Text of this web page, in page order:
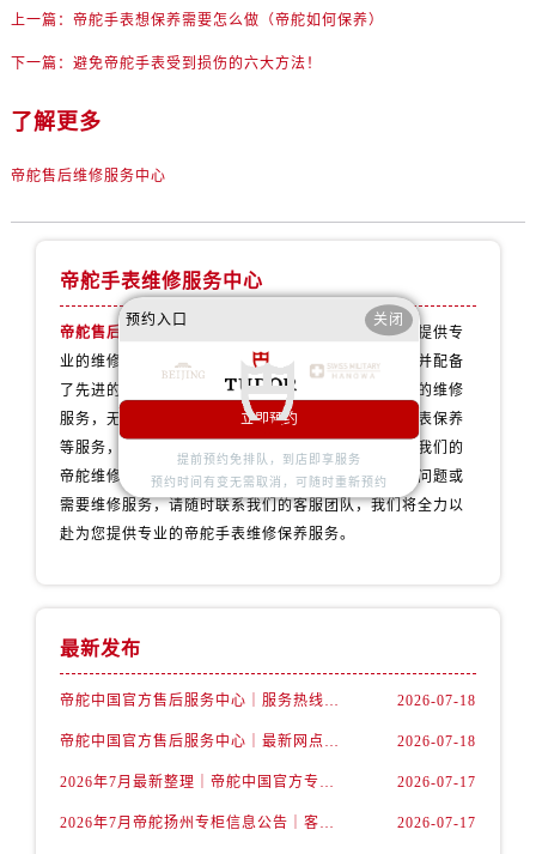
内蒙古自治区鄂尔多斯市东胜区伊金霍洛街帝舵售后服务中心（需提前预约）
山西省吕梁市离石区永宁中路与建设街交叉口帝舵售后服务中心（需提前预约）
山西省太原市迎泽区迎泽街道解放路15号亨得利名表维修授权店3楼帝舵售后服务中心（需提前预约）
上一篇： 帝舵手表想保养需要怎么做（帝舵如何保养）
下一篇： 避免帝舵手表受到损伤的六大方法！
了解更多
帝舵售后维修服务中心
帝舵手表维修服务中心
帝舵售后维修服务中心
拥有专业团队，致力于为客户提供专
业的维修和保养服务。我们的技师拥有丰富的经验，并配备
了先进的维修设备，以确保为您的帝舵手表提供一流的维修
服务，无论是手表维修、配件更换、故障诊断还是手表保养
等服务，我们都会用心对待，让您的手表焕发新生。我们的
帝舵维修保养服务网点遍布全国各地，如果您有任何问题或
需要维修服务，请随时联系我们的客服团队，我们将全力以
赴为您提供专业的帝舵手表维修保养服务。
最新发布
帝舵中国官方售后服务中心｜服务热线及全部维修详细地址权威信息声明（2026年7月最新） 2026-07-18
帝舵中国官方售后服务中心｜最新网点地址及电话权威信息通告（2026年7月最新） 2026-07-18
2026年7月最新整理｜帝舵中国官方专柜名录及湖州客户服务电话，一篇看懂！ 2026-07-17
2026年7月帝舵扬州专柜信息公告｜客户服务热线核验结果与门店汇总 2026-07-17
预约入口 关闭
立即预约
提前预约免排队，到店即享服务
预约时间有变无需取消，可随时重新预约